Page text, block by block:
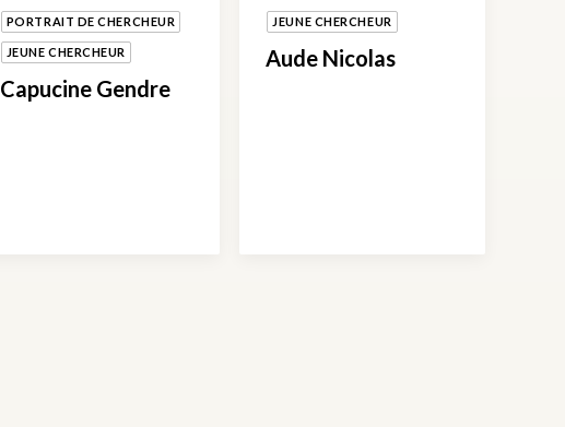
PORTRAIT DE CHERCHEUR
JEUNE CHERCHEUR
Capucine Gendre
JEUNE CHERCHEUR
Aude Nicolas